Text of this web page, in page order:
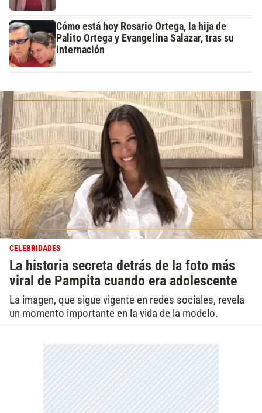
Cómo está hoy Rosario Ortega, la hija de
Palito Ortega y Evangelina Salazar, tras su
internación
CELEBRIDADES
La historia secreta detrás de la foto más
viral de Pampita cuando era adolescente
La imagen, que sigue vigente en redes sociales, revela
un momento importante en la vida de la modelo.